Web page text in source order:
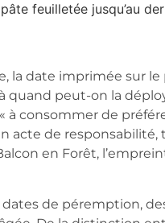
feuilletée jusqu’au
la date imprimée sur
quand peut-on la
consommer de
acte de
en Forêt,
de péremption,